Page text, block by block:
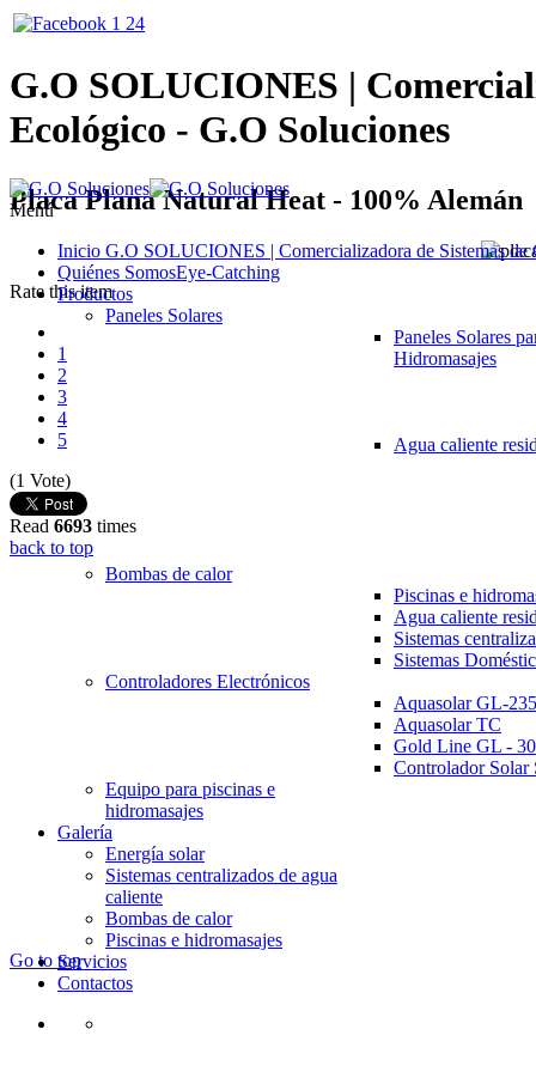
G.O SOLUCIONES |
Ecológico - G.O Soluciones
Menú
Inicio G.O SOLUCIONES | Comercializadora de Sistemas de
Quiénes SomosEye-Catching
Productos
Paneles Solares
Paneles Solares
Hidromasajes
Agua caliente
Bombas de calor
Piscinas e
Agua caliente
Sistemas
Sistemas
Controladores Electrónicos
Aquasolar GL-235
Aquasolar TC
Gold Line GL - 30
Controlador Solar
Equipo para piscinas e
hidromasajes
Galería
Energía solar
Sistemas centralizados de agua
caliente
Bombas de calor
Piscinas e hidromasajes
Servicios
Contactos
Placa Plana Natural Heat - 100% Alemán
Rate this item
1
2
3
4
5
(1 Vote)
Read 6693 times
back to top
098-421-3115 | ventas@gosoluciones.ec
Go to top